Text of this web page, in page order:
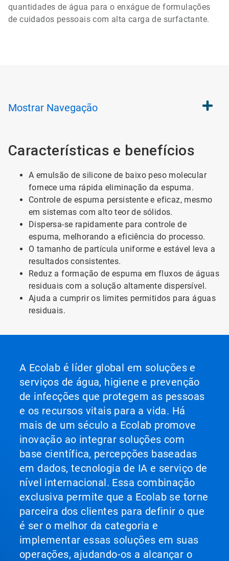
quantidades de água para o enxágue de formulações
de cuidados pessoais com alta carga de surfactante.
Mostrar Navegação
Características e benefícios
A emulsão de silicone de baixo peso molecular
fornece uma rápida eliminação da espuma.
Controle de espuma persistente e eficaz, mesmo
em sistemas com alto teor de sólidos.
Dispersa-se rapidamente para controle de
espuma, melhorando a eficiência do processo.
O tamanho de partícula uniforme e estável leva a
resultados consistentes.
Reduz a formação de espuma em fluxos de águas
residuais com a solução altamente dispersível.
Ajuda a cumprir os limites permitidos para águas
residuais.
A Ecolab é líder global em soluções e
serviços de água, higiene e prevenção
de infecções que protegem as pessoas
e os recursos vitais para a vida. Há
mais de um século a Ecolab promove
inovação ao integrar soluções com
base científica, percepções baseadas
em dados, tecnologia de IA e serviço de
nível internacional. Essa combinação
exclusiva permite que a Ecolab se torne
parceira dos clientes para definir o que
é ser o melhor da categoria e
implementar essas soluções em suas
operações, ajudando-os a alcançar o